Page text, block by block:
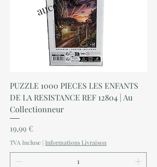
PUZZLE 1000 PIECES LES ENFANTS
DE LA RESISTANCE REF 12804 | Au
Collectionneur
Prix
19,99 €
TVA Incluse | Informations Livraison